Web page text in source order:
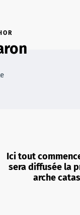
Ici tout
sera diffusée la
arche